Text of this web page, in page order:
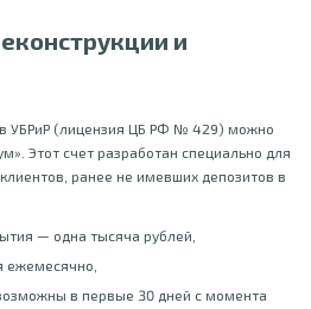
и
УБРиР (лицензия ЦБ РФ № 429) можно
Этот счет разработан специально для
ранее не имевших депозитов в
— одна тысяча рублей,
ежемесячно,
в первые 30 дней с момента